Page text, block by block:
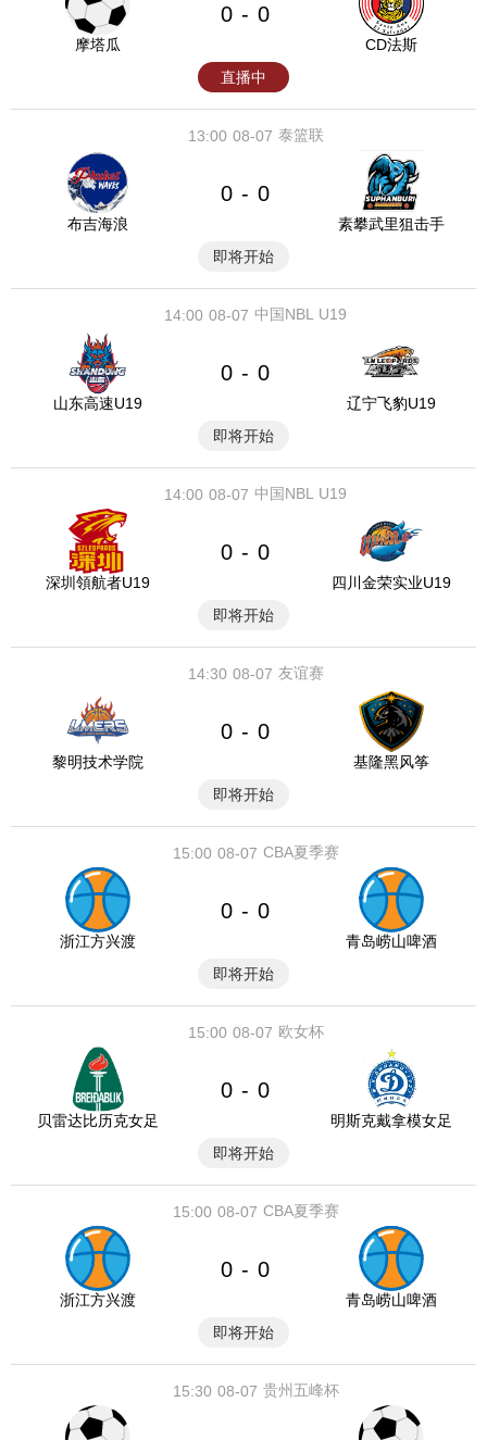
摩塔瓜
0 - 0
CD法斯
直播中
08-07
13:00 泰篮联
布吉海浪
0 - 0
素攀武里狙击手
即将开始
08-07
14:00 中国NBL U19
山东高速U19
0 - 0
辽宁飞豹U19
即将开始
08-07
14:00 中国NBL U19
深圳領航者U19
0 - 0
四川金荣实业U19
即将开始
08-07
14:30 友谊赛
黎明技术学院
0 - 0
基隆黑风筝
即将开始
08-07
15:00 CBA夏季赛
浙江方兴渡
0 - 0
青岛崂山啤酒
即将开始
08-07
15:00 欧女杯
贝雷达比历克女足
0 - 0
明斯克戴拿模女足
即将开始
08-07
15:00 CBA夏季赛
浙江方兴渡
0 - 0
青岛崂山啤酒
即将开始
08-07
15:30 贵州五峰杯